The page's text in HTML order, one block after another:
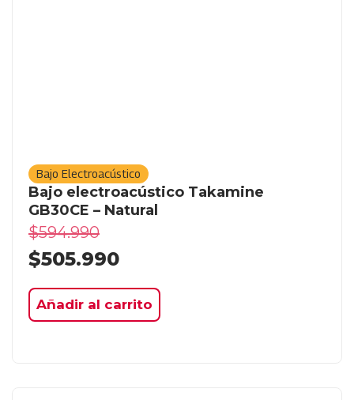
Bajo Electroacústico
Bajo electroacústico Takamine
GB30CE – Natural
$594.990
$505.990
Añadir al carrito